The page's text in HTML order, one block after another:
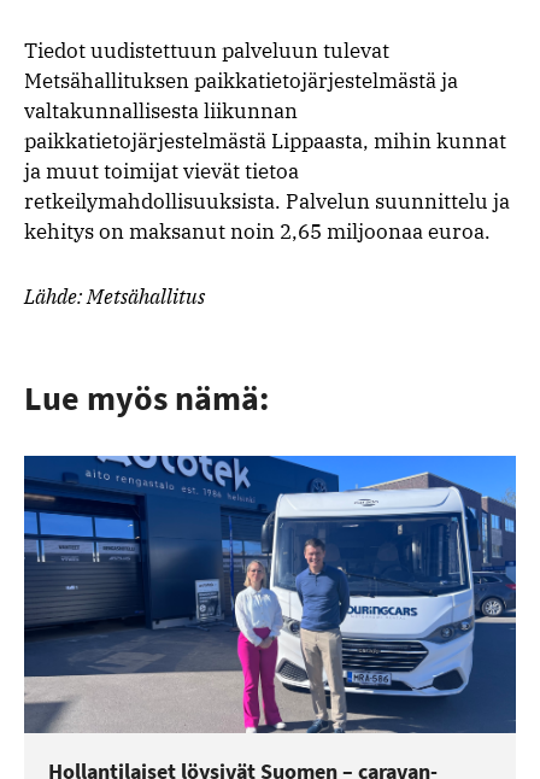
Tiedot uudistettuun palveluun tulevat
Metsähallituksen paikkatietojärjestelmästä ja
valtakunnallisesta liikunnan
paikkatietojärjestelmästä Lippaasta, mihin kunnat
ja muut toimijat vievät tietoa
retkeilymahdollisuuksista. Palvelun suunnittelu ja
kehitys on maksanut noin 2,65 miljoonaa euroa.
Lähde: Metsähallitus
Lue myös nämä:
Hollantilaiset löysivät Suomen – caravan-